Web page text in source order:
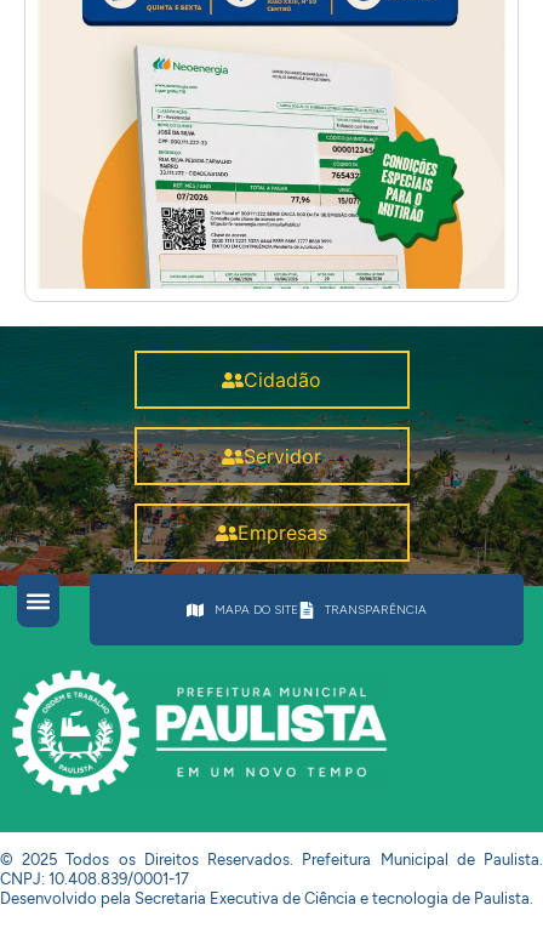
Cidadão
Servidor
Empresas
MAPA DO SITE TRANSPARÊNCIA
© 2025 Todos os Direitos Reservados. Prefeitura Municipal de Paulista.
CNPJ: 10.408.839/0001-17
Desenvolvido pela Secretaria Executiva de Ciência e tecnologia de Paulista.